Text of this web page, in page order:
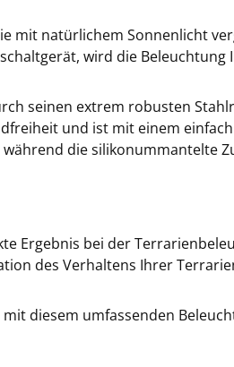
mit natürlichem Sonnenlicht
wird die
seinen extrem robusten
und ist mit einem
die silikonummantelte
Ergebnis bei der
des Verhaltens Ihrer
diesem umfassenden